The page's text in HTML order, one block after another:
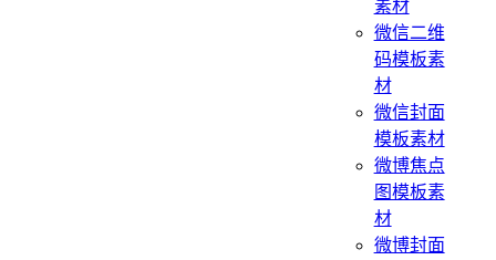
素材
微信二维
码模板素
材
微信封面
模板素材
微博焦点
图模板素
材
微博封面